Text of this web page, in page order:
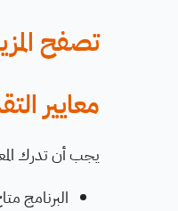
تصفح
معايير
يجب أن تدرك
البرنامج